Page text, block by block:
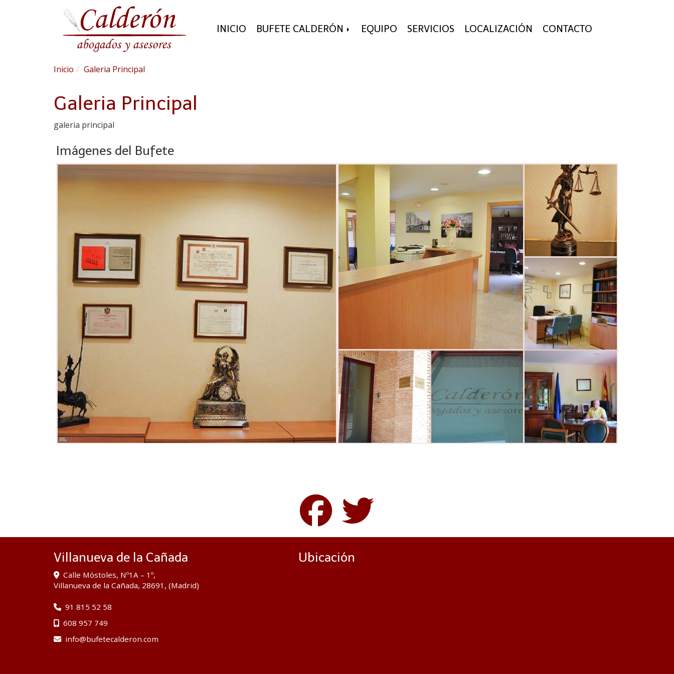
INICIO BUFETE CALDERÓN EQUIPO SERVICIOS LOCALIZACIÓN CONTACTO
Inicio Galeria Principal
Galeria Principal
galeria principal
Imágenes del Bufete
Villanueva de la Cañada
Calle Móstoles, Nº1A – 1º,
Villanueva de la Cañada, 28691 , (Madrid)
91 815 52 58
608 957 749
info
bufetecalderon.com
Ubicación